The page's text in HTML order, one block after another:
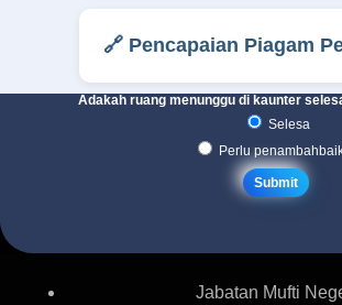
🔗 Pencapaian Piagam
Adakah ruang menunggu di kaunter
Selesa
Perlu
Jabatan Mufti